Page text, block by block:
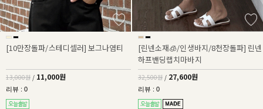
[10만장돌파/스테디셀러] 보그나염티
13,000원 / 11,000원
리뷰 : 0
[린넨소재🧊/인생바지/8천장돌파] 린넨
하프밴딩랩치마바지
32,500원 / 27,600원
리뷰 : 0